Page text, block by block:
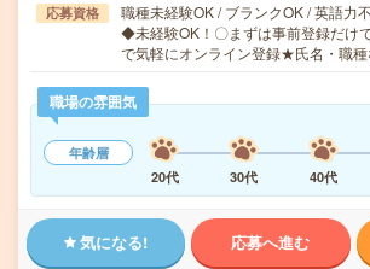
応募資格
職種未経験OK / ブランクOK / 英語力
◆未経験OK！〇まずは事前登録だけ
で気軽にオンライン登録★氏名・職
職場の雰囲気
年齢層
20代
30代 40代
気になる! 応募へ進む